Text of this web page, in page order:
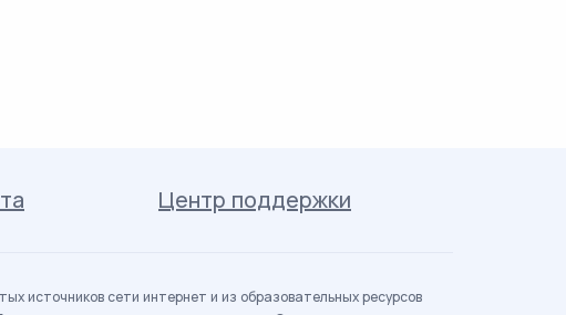
Центр поддержки
источников сети интернет и из образовательных ресурсов